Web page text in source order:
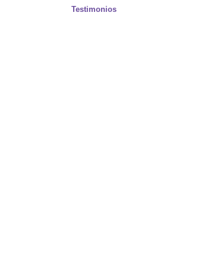
Testimonios